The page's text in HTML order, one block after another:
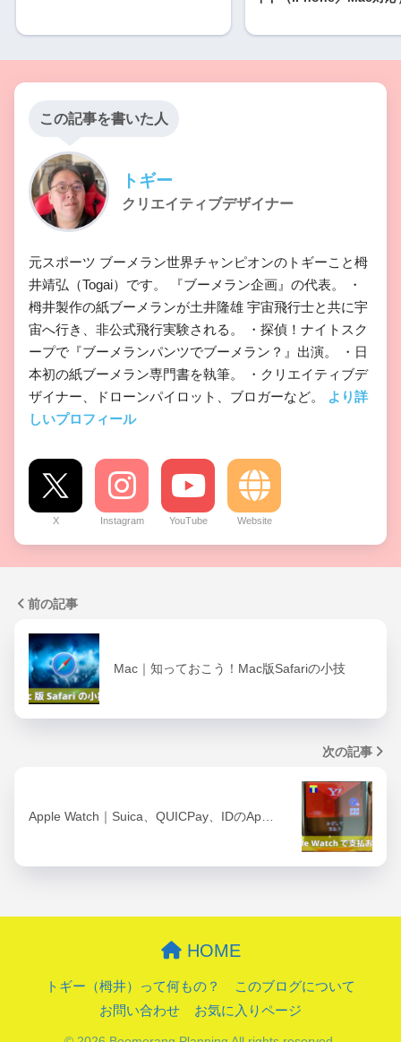
この記事を書いた人
トギー
クリエイティブデザイナー
元スポーツ ブーメラン世界チャンピオンのトギーこと栂
井靖弘（Togai）です。 『ブーメラン企画』の代表。 ・
栂井製作の紙ブーメランが土井隆雄 宇宙飛行士と共に宇
宙へ行き、非公式飛行実験される。 ・探偵！ナイトスク
ープで『ブーメランパンツでブーメラン？』出演。 ・日
本初の紙ブーメラン専門書を執筆。 ・クリエイティブデ
ザイナー、ドローンパイロット、ブロガーなど。
より詳
しいプロフィール
X Instagram YouTube Website
前の記事
Mac｜知っておこう！Mac版Safariの小技
次の記事
Apple Watch｜Suica、QUICPay、IDのAp…
HOME
トギー（栂井）って何もの？
このブログについて
お問い合わせ
お気に入りページ